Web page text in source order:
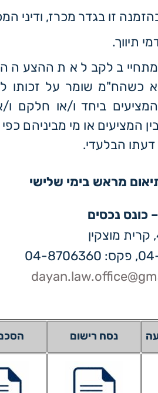
זו בגדר מכרז, ודיני
תיווך.
לקבל את ההצעה
כשהח"מ שומר על זכותו
ביחד ו/או חלקם ו/
המציעים או מי מביניהם כפי
דעתו הבלעדי.
מראש בימי שלישי
– כונס נכסים
נסח רישום